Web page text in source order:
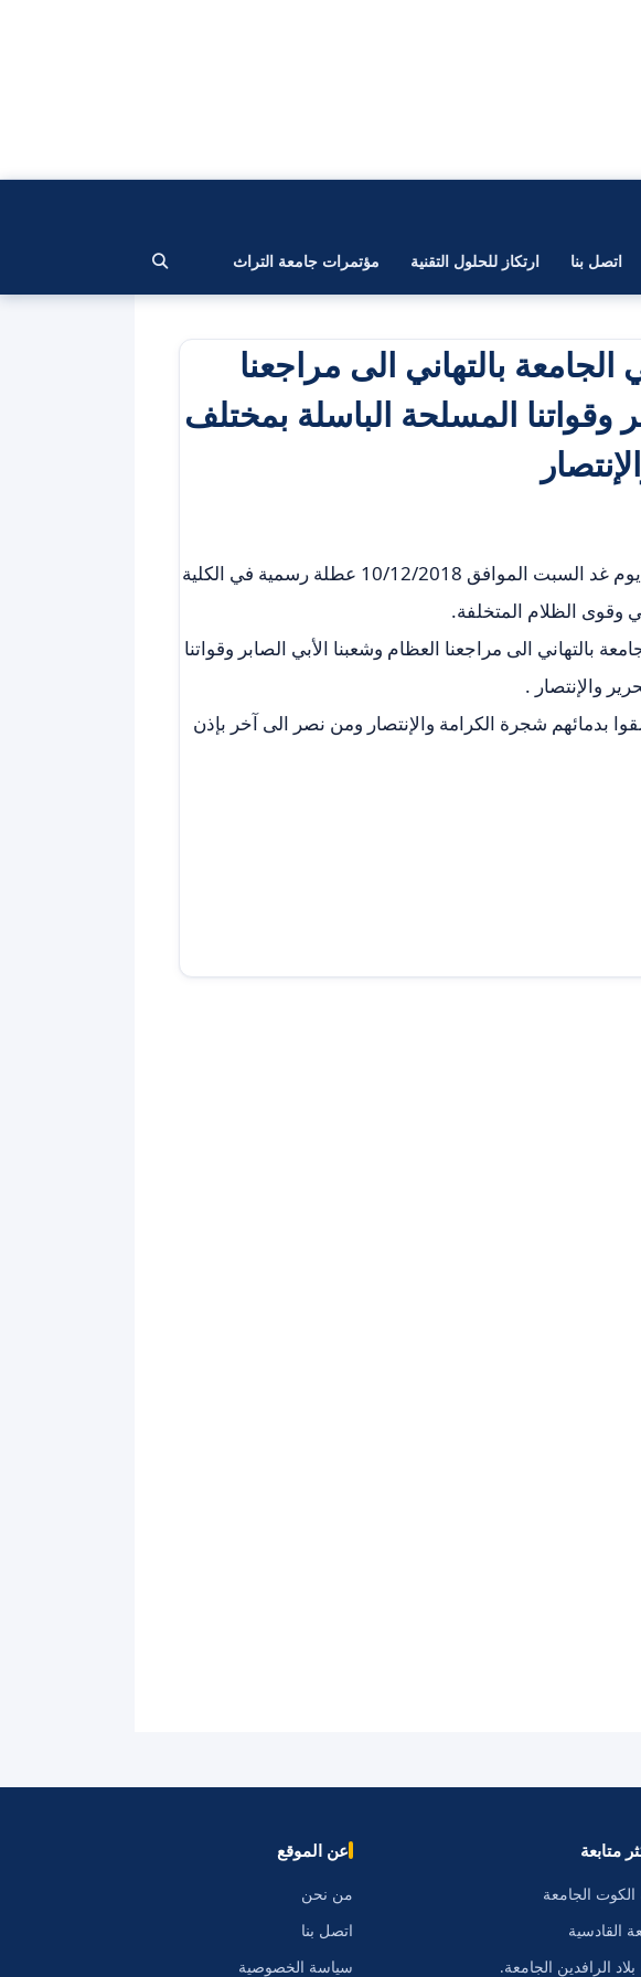
اتصل بنا ارتكاز للحلول التقنية مؤتمرات جامعة التراث
بالتهاني الى مراجعنا
وقواتنا المسلحة الباسلة بمختلف
إستناداً الى مقررات مجلس الوزراء ، سيكون يوم غد السبت الموافق 10/12/2018 عطلة رسمية في الكلية
وقوى الظلام المتخلفة.
بالتهاني الى مراجعنا العظام وشعبنا الأبي الصابر وقواتنا
والإنتصار .
بدمائهم شجرة الكرامة والإنتصار ومن نصر الى آخر بإذن
متابعة
الكوت الجامعة
القادسية
بلاد الرافدين الجامعة.
عن الموقع
من نحن
اتصل بنا
سياسة الخصوصية